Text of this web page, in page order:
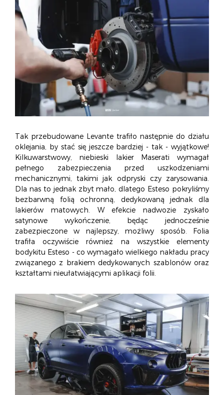
Tak przebudowane Levante trafiło następnie do działu
oklejania, by stać się jeszcze bardziej - tak - wyjątkowe!
Kilkuwarstwowy, niebieski lakier Maserati wymagał
pełnego zabezpieczenia przed uszkodzeniami
mechanicznymi, takimi jak odpryski czy zarysowania.
Dla nas to jednak zbyt mało, dlatego Esteso pokryliśmy
bezbarwną folią ochronną, dedykowaną jednak dla
lakierów matowych. W efekcie nadwozie zyskało
satynowe wykończenie, będąc jednocześnie
zabezpieczone w najlepszy, możliwy sposób. Folia
trafiła oczywiście również na wszystkie elementy
bodykitu Esteso - co wymagało wielkiego nakładu pracy
związanego z brakiem dedykowanych szablonów oraz
kształtami nieułatwiającymi aplikacji folii.